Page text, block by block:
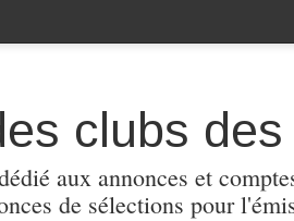
clubs
aux annonces et
de sélections pour